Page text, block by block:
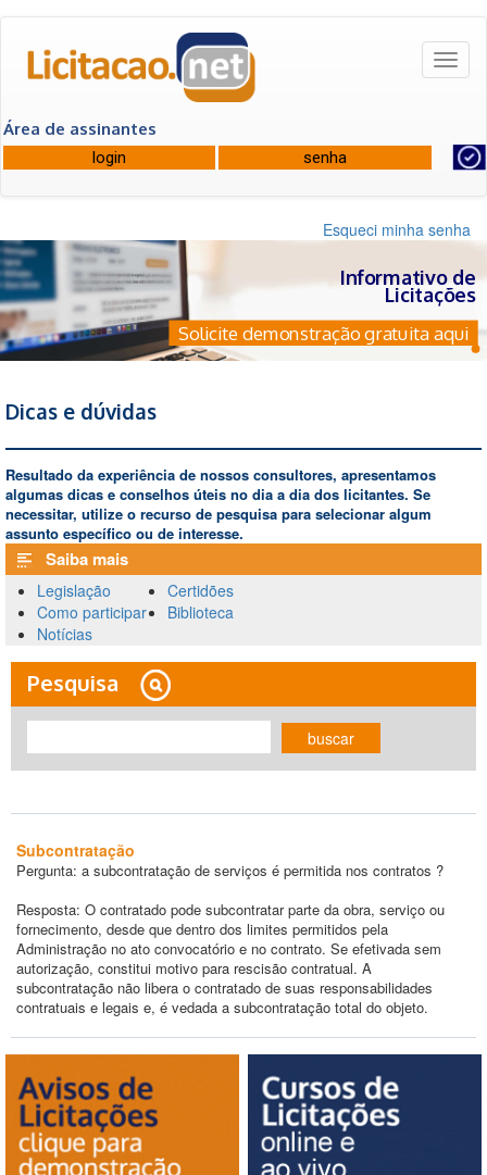
Área de assinantes
Esqueci minha senha
Informativo de
Licitações
Solicite demonstração gratuita aqui
Dicas e dúvidas
Resultado da experiência de nossos consultores, apresentamos
algumas dicas e conselhos úteis no dia a dia dos licitantes. Se
necessitar, utilize o recurso de pesquisa para selecionar algum
assunto específico ou de interesse.
Saiba mais
Legislação
Como participar
Notícias
Certidões
Biblioteca
Pesquisa
buscar
Subcontratação
Pergunta: a subcontratação de serviços é permitida nos contratos ?
Resposta: O contratado pode subcontratar parte da obra, serviço ou
fornecimento, desde que dentro dos limites permitidos pela
Administração no ato convocatório e no contrato. Se efetivada sem
autorização, constitui motivo para rescisão contratual. A
subcontratação não libera o contratado de suas responsabilidades
contratuais e legais e, é vedada a subcontratação total do objeto.